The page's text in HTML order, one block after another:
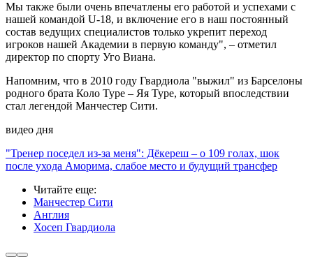
Мы также были очень впечатлены его работой и успехами с
нашей командой U-18, и включение его в наш постоянный
состав ведущих специалистов только укрепит переход
игроков нашей Академии в первую команду", – отметил
директор по спорту Уго Виана.
Напомним, что в 2010 году Гвардиола "выжил" из Барселоны
родного брата Коло Туре – Яя Туре, который впоследствии
стал легендой Манчестер Сити.
видео дня
"Тренер поседел из-за меня": Дёкереш – о 109 голах, шок
после ухода Аморима, слабое место и будущий трансфер
Читайте еще:
Манчестер Сити
Англия
Хосеп Гвардиола